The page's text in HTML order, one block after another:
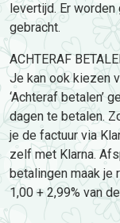
levertijd. Er
gebracht.
ACHTERAF
Je kan ook kiezen
‘Achteraf betalen’
dagen te betalen.
je de factuur via
zelf met Klarna.
betalingen maak je
1,00 + 2,99% van